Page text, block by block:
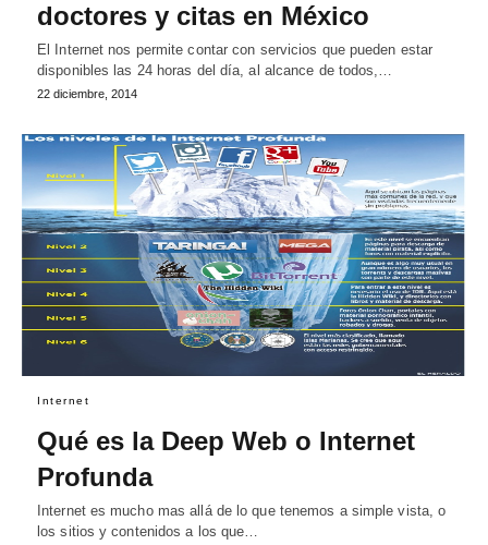
doctores y citas en México
El Internet nos permite contar con servicios que pueden estar
disponibles las 24 horas del día, al alcance de todos,…
22 diciembre, 2014
Internet
Qué es la Deep Web o Internet
Profunda
Internet es mucho mas allá de lo que tenemos a simple vista, o
los sitios y contenidos a los que…